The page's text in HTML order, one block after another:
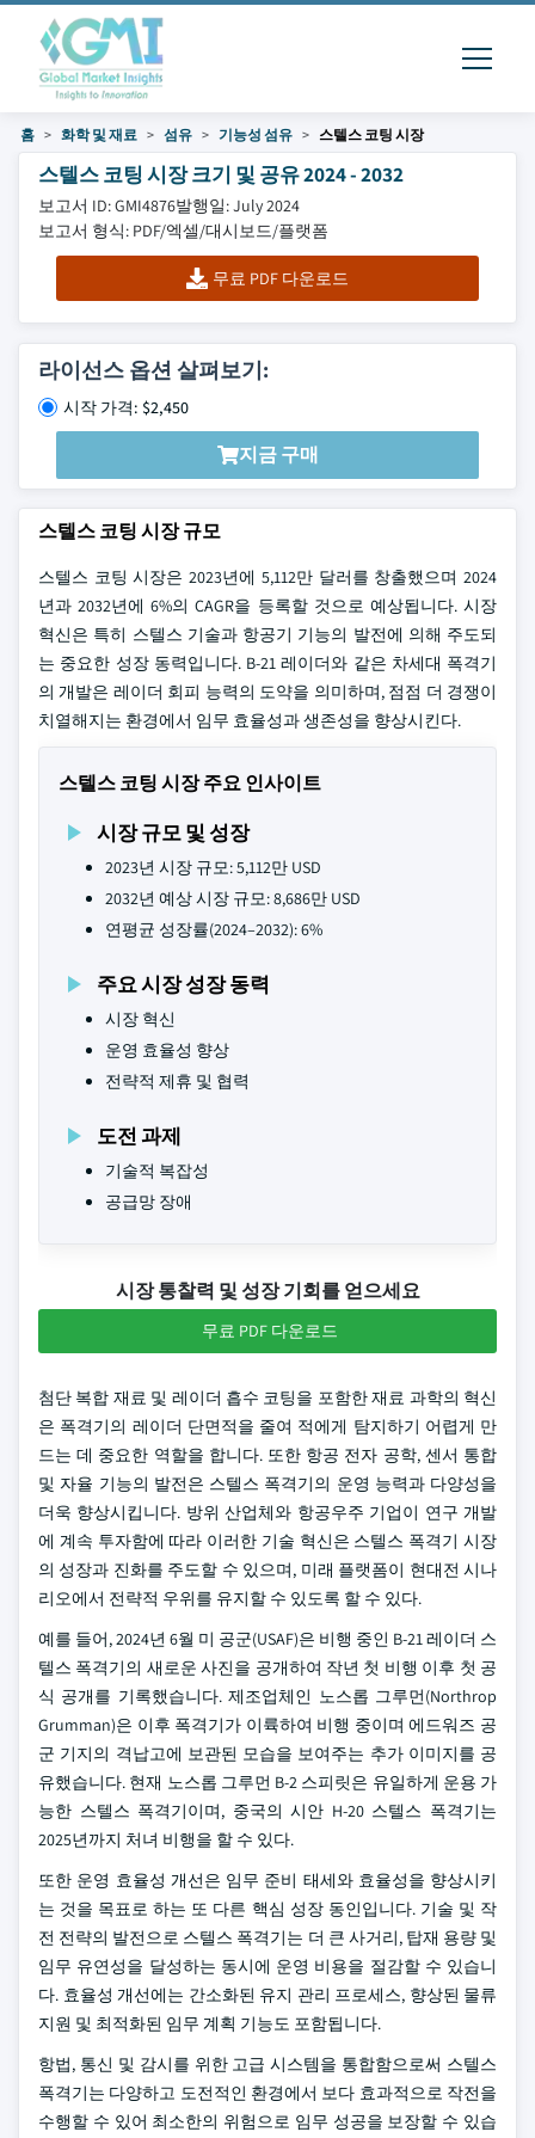
홈 화학 및 재료 섬유 기능성 섬유 스텔스 코팅 시장
스텔스 코팅 시장 크기 및 공유 2024 - 2032
보고서 ID: GMI4876발행일: July 2024
보고서 형식: PDF/엑셀/대시보드/플랫폼
무료 PDF 다운로드
라이선스 옵션 살펴보기:
시작 가격: $2,450
지금 구매
스텔스 코팅 시장 규모
스텔스 코팅 시장은 2023년에 5,112만 달러를 창출했으며 2024
년과 2032년에 6%의 CAGR을 등록할 것으로 예상됩니다. 시장
혁신은 특히 스텔스 기술과 항공기 기능의 발전에 의해 주도되
는 중요한 성장 동력입니다. B-21 레이더와 같은 차세대 폭격기
의 개발은 레이더 회피 능력의 도약을 의미하며, 점점 더 경쟁이
치열해지는 환경에서 임무 효율성과 생존성을 향상시킨다.
스텔스 코팅 시장 주요 인사이트
시장 규모 및 성장
2023년 시장 규모: 5,112만 USD
2032년 예상 시장 규모: 8,686만 USD
연평균 성장률(2024–2032): 6%
주요 시장 성장 동력
시장 혁신
운영 효율성 향상
전략적 제휴 및 협력
도전 과제
기술적 복잡성
공급망 장애
시장 통찰력 및 성장 기회를 얻으세요
무료 PDF 다운로드
첨단 복합 재료 및 레이더 흡수 코팅을 포함한 재료 과학의 혁신
은 폭격기의 레이더 단면적을 줄여 적에게 탐지하기 어렵게 만
드는 데 중요한 역할을 합니다. 또한 항공 전자 공학, 센서 통합
및 자율 기능의 발전은 스텔스 폭격기의 운영 능력과 다양성을
더욱 향상시킵니다. 방위 산업체와 항공우주 기업이 연구 개발
에 계속 투자함에 따라 이러한 기술 혁신은 스텔스 폭격기 시장
의 성장과 진화를 주도할 수 있으며, 미래 플랫폼이 현대전 시나
리오에서 전략적 우위를 유지할 수 있도록 할 수 있다.
예를 들어, 2024년 6월 미 공군(USAF)은 비행 중인 B-21 레이더 스
텔스 폭격기의 새로운 사진을 공개하여 작년 첫 비행 이후 첫 공
식 공개를 기록했습니다. 제조업체인 노스롭 그루먼(Northrop
Grumman)은 이후 폭격기가 이륙하여 비행 중이며 에드워즈 공
군 기지의 격납고에 보관된 모습을 보여주는 추가 이미지를 공
유했습니다. 현재 노스롭 그루먼 B-2 스피릿은 유일하게 운용 가
능한 스텔스 폭격기이며, 중국의 시안 H-20 스텔스 폭격기는
2025년까지 처녀 비행을 할 수 있다.
또한 운영 효율성 개선은 임무 준비 태세와 효율성을 향상시키
는 것을 목표로 하는 또 다른 핵심 성장 동인입니다. 기술 및 작
전 전략의 발전으로 스텔스 폭격기는 더 큰 사거리, 탑재 용량 및
임무 유연성을 달성하는 동시에 운영 비용을 절감할 수 있습니
다. 효율성 개선에는 간소화된 유지 관리 프로세스, 향상된 물류
지원 및 최적화된 임무 계획 기능도 포함됩니다.
항법, 통신 및 감시를 위한 고급 시스템을 통합함으로써 스텔스
폭격기는 다양하고 도전적인 환경에서 보다 효과적으로 작전을
수행할 수 있어 최소한의 위험으로 임무 성공을 보장할 수 있습